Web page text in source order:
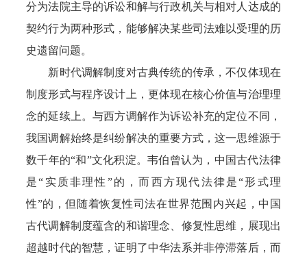
分为法院主导的诉讼和解与行政机关与相对人达成的
契约行为两种形式，能够解决某些司法难以受理的历
史遗留问题。
新时代调解制度对古典传统的传承，不仅体现在
制度形式与程序设计上，更体现在核心价值与治理理
念的延续上。与西方调解作为诉讼补充的定位不同，
我国调解始终是纠纷解决的重要方式，这一思维源于
数千年的“和”文化积淀。韦伯曾认为，中国古代法律
是“实质非理性”的，而西方现代法律是“形式理
性”的，但随着恢复性司法在世界范围内兴起，中国
古代调解制度蕴含的和谐理念、修复性思维，展现出
超越时代的智慧，证明了中华法系并非停滞落后，而